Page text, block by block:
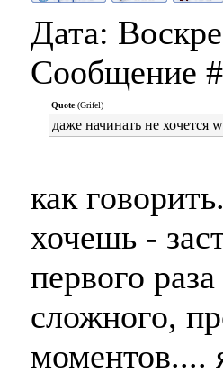
Дата:
Сообщение
Quote(Grifel)
даже начинать не хочется
как
хочешь -
первого
сложного,
моментов....